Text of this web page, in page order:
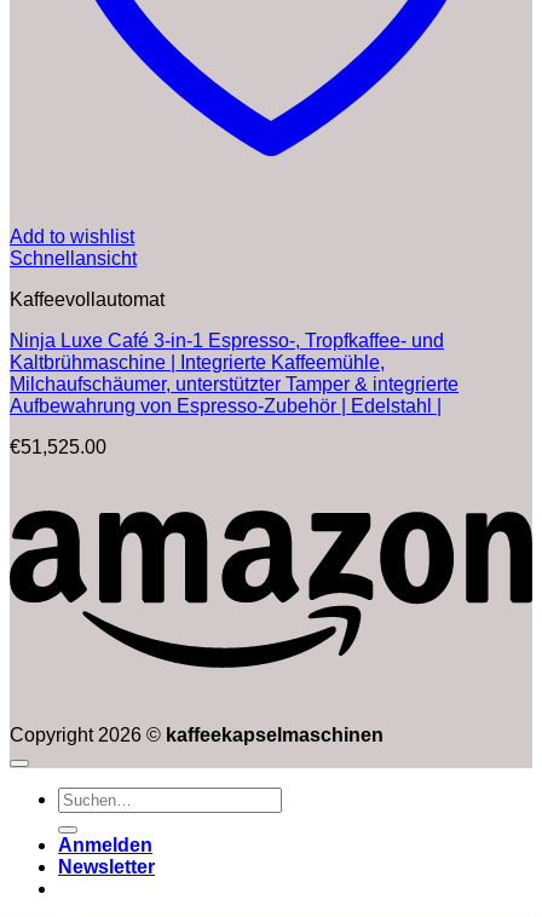
Add to wishlist
Schnellansicht
Kaffeevollautomat
Ninja Luxe Café 3-in-1 Espresso-, Tropfkaffee- und
Kaltbrühmaschine | Integrierte Kaffeemühle,
Milchaufschäumer, unterstützter Tamper & integrierte
Aufbewahrung von Espresso-Zubehör | Edelstahl |
€51,525.00
Copyright 2026 © kaffeekapselmaschinen
Suchen
nach:
Anmelden
Newsletter